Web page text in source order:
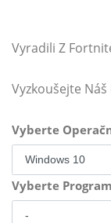
Vyradili Z
Vyzkoušejte
Vyberte
Vyberte